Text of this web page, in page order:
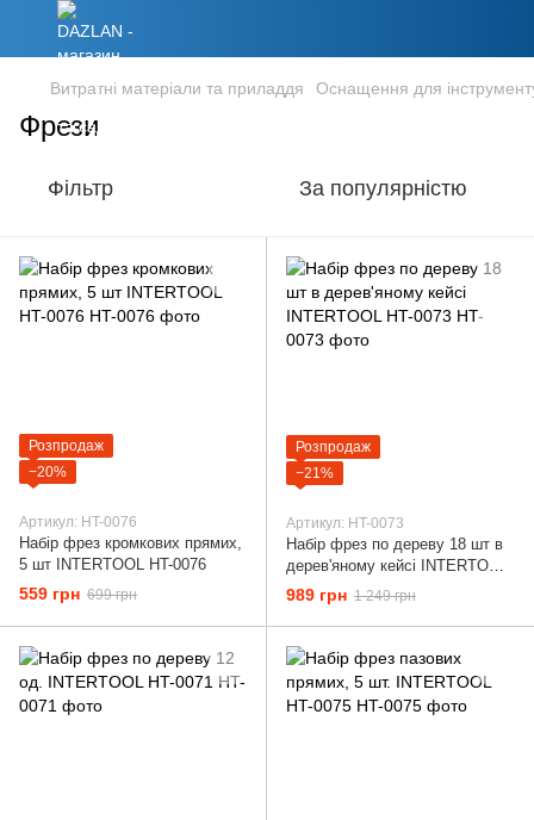
Витратні матеріали та приладдя Оснащення для
Фрези
Фільтр За популярністю
Розпродаж
−20%
Артикул: HT-0076
Набір фрез кромкових прямих,
5 шт INTERTOOL HT-0076
559 грн 699 грн
Розпродаж
−21%
Артикул: HT-0073
Набір фрез по дереву 18 шт в
дерев'яному кейсі INTERTOOL
HT-0073
989 грн 1 249 грн